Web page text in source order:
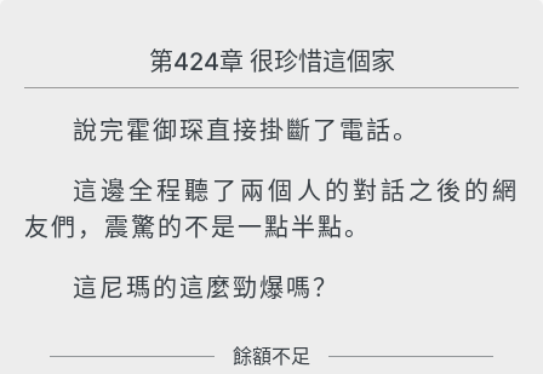
第424章 很珍惜這個家
說完霍御琛直接掛斷了電話。
這邊全程聽了兩個人的對話之後的網
友們，震驚的不是一點半點。
這尼瑪的這麼勁爆嗎？
餘額不足